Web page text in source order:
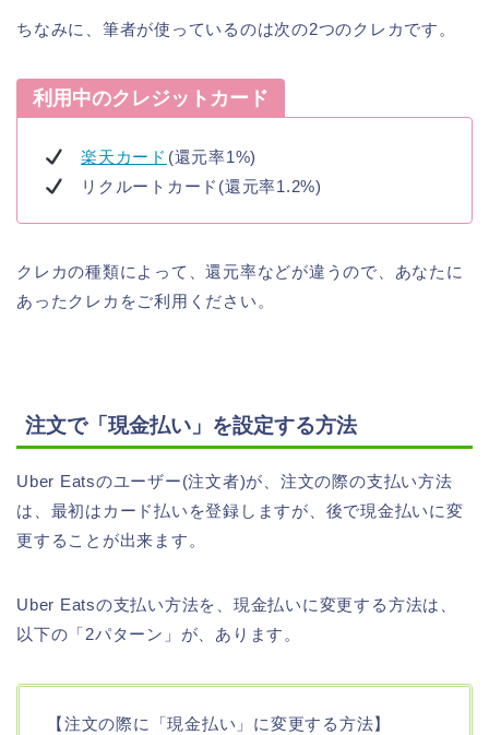
ちなみに、筆者が使っているのは次の2つのクレカです。
利用中のクレジットカード
楽天カード (還元率1%)
リクルートカード(還元率1.2%)
クレカの種類によって、還元率などが違うので、あなたに
あったクレカをご利用ください。
注文で「現金払い」を設定する方法
Uber Eatsのユーザー(注文者)が、注文の際の支払い方法
は、最初はカード払いを登録しますが、後で現金払いに変
更することが出来ます。
Uber Eatsの支払い方法を、現金払いに変更する方法は、
以下の「2パターン」が、あります。
【注文の際に「現金払い」に変更する方法】